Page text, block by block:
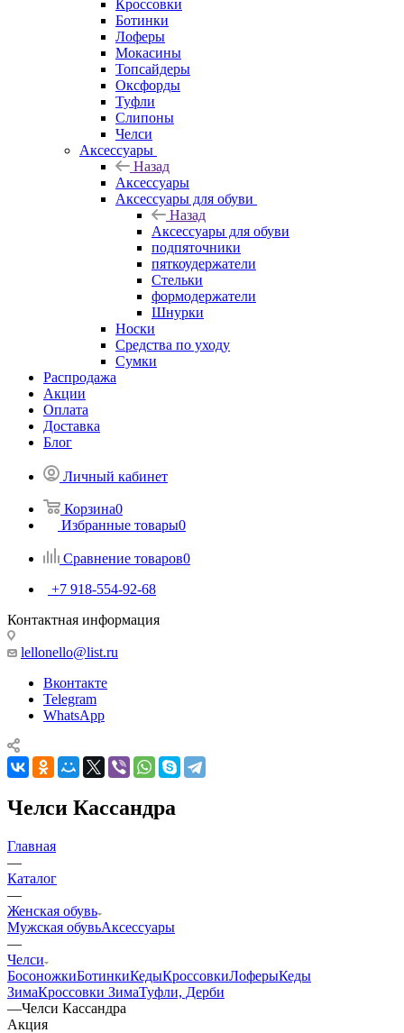
Кроссовки
Ботинки
Лоферы
Мокасины
Топсайдеры
Оксфорды
Туфли
Слипоны
Челси
Аксессуары
Назад
Аксессуары
Аксессуары для обуви
Назад
Аксессуары для обуви
подпяточники
пяткоудержатели
Стельки
формодержатели
Шнурки
Носки
Средства по уходу
Сумки
Распродажа
Акции
Оплата
Доставка
Блог
Личный кабинет
Корзина0
Избранные товары0
Сравнение товаров0
+7 918-554-92-68
Контактная информация
lellonello@list.ru
Вконтакте
Telegram
WhatsApp
Челси Кассандра
Главная
—
Каталог
—
Женская обувь
Мужская обувьАксессуары
—
Челси
БосоножкиБотинкиКедыКроссовкиЛоферыКеды
ЗимаКроссовки ЗимаТуфли, Дерби
—Челси Кассандра
Акция